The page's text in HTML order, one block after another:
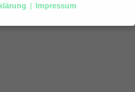
Impressum